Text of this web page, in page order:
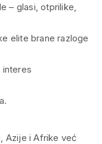
– glasi, otprilike,
elite brane razloge
interes
Azije i Afrike već